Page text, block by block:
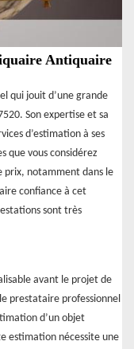
Antiquaire
qui jouit d’une grande
Son expertise et sa
d’estimation à ses
que vous considérez
prix, notamment dans le
confiance à cet
sont très
avant le projet de
prestataire professionnel
d’un objet
estimation nécessite une